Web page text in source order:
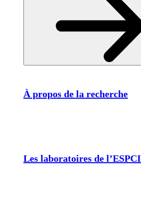
À propos de la recherche
Les laboratoires de l’ESPCI